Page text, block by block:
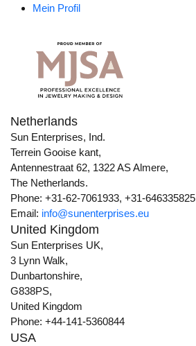
Mein Profil
Netherlands
Sun Enterprises, Ind.
Terrein Gooise kant,
Antennestraat 62, 1322 AS Almere,
The Netherlands.
Phone: +31-62-7061933, +31-646335825
Email: info@sunenterprises.eu
United Kingdom
Sun Enterprises UK,
3 Lynn Walk,
Dunbartonshire,
G838PS,
United Kingdom
Phone: +44-141-5360844
USA